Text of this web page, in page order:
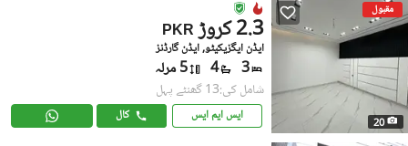
مقبول
20
PKR 2.3 کروڑ
ایڈن ایگزیکیٹو, ایڈن گارڈنز
3
4 5 مرلہ
شامل کی:13 گھنٹے پہل
ایس ایم ایس کال